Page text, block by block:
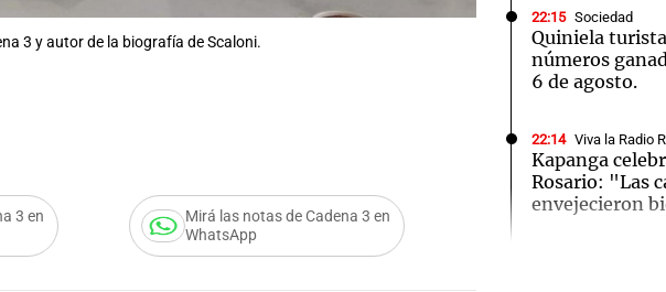
3 y autor de la biografía de Scaloni.
FOTO:Diego Borinsky,
3 en
Mirá las notas de Cadena 3 en
WhatsApp
22:15 Sociedad
Quiniela
números
6 de agosto.
22:14 Viva la Radio
Kapanga
Rosario: "Las
envejecieron
Audio.